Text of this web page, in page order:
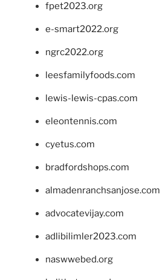
fpet2023.org
e-smart2022.org
ngrc2022.org
leesfamilyfoods.com
lewis-lewis-cpas.com
eleontennis.com
cyetus.com
bradfordshops.com
almadenranchsanjose.com
advocatevijay.com
adlibilimler2023.com
naswwebed.org